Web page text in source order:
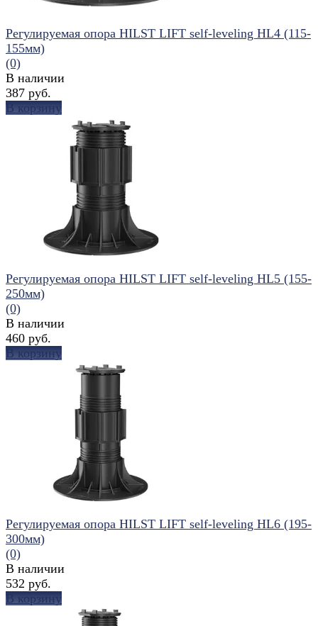
Регулируемая опора HILST LIFT self-leveling HL4 (115-
155мм)
(0)
В наличии
387 руб.
В корзину
сравнить
Регулируемая опора HILST LIFT self-leveling HL5 (155-
250мм)
(0)
В наличии
460 руб.
В корзину
Регулируемая опора HILST LIFT self-leveling HL6 (195-
300мм)
(0)
В наличии
532 руб.
В корзину